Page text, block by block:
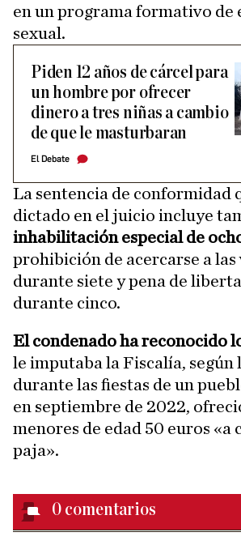
en un programa formativo de
sexual.
Piden 12 años de cárcel para
un hombre por ofrecer
dinero a tres niñas a cambio
de que le masturbaran
El Debate
La sentencia de conformidad
dictado en el juicio incluye
inhabilitación especial de
prohibición de acercarse a
durante siete y pena de
durante cinco.
El condenado ha reconocido
le imputaba la Fiscalía, según
durante las fiestas de un
en septiembre de 2022,
menores de edad 50 euros «a
paja».
0 comentarios